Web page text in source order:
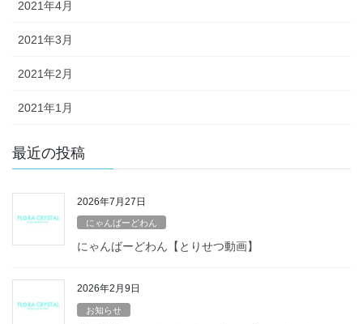
2021年4月
2021年3月
2021年2月
2021年1月
最近の投稿
2026年7月27日
にゃんばーどわん
にゃんばーどわん【とりせつ動画】
2026年2月9日
お知らせ